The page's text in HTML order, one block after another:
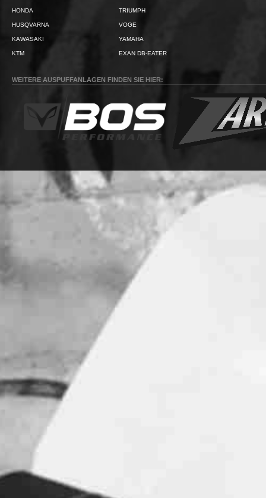
HONDA
HUSQVARNA
KAWASAKI
KTM
TRIUMPH
VOGE
YAMAHA
EXAN DB-EATER
WEITERE AUSPUFFANLAGEN FINDEN SIE HIER: